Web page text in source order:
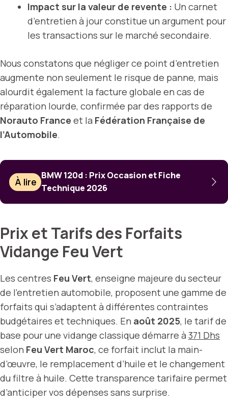
Impact sur la valeur de revente : Un carnet
d’entretien à jour constitue un argument pour
les transactions sur le marché secondaire.
Nous constatons que négliger ce point d’entretien
augmente non seulement le risque de panne, mais
alourdit également la facture globale en cas de
réparation lourde, confirmée par des rapports de
Norauto France et la Fédération Française de
l’Automobile.
À lire
BMW 120d : Prix Occasion et Fiche
Technique 2026
Prix et Tarifs des Forfaits
Vidange Feu Vert
Les centres Feu Vert, enseigne majeure du secteur
de l’entretien automobile, proposent une gamme de
forfaits qui s’adaptent à différentes contraintes
budgétaires et techniques. En août 2025, le tarif de
base pour une vidange classique démarre à 371 Dhs
selon Feu Vert Maroc, ce forfait inclut la main-
d’œuvre, le remplacement d’huile et le changement
du filtre à huile. Cette transparence tarifaire permet
d’anticiper vos dépenses sans surprise.